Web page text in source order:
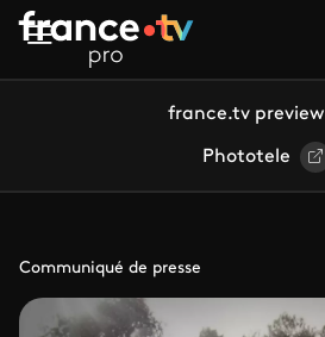
Aller au contenu principal
france.tv preview
Phototele
Communiqué de presse